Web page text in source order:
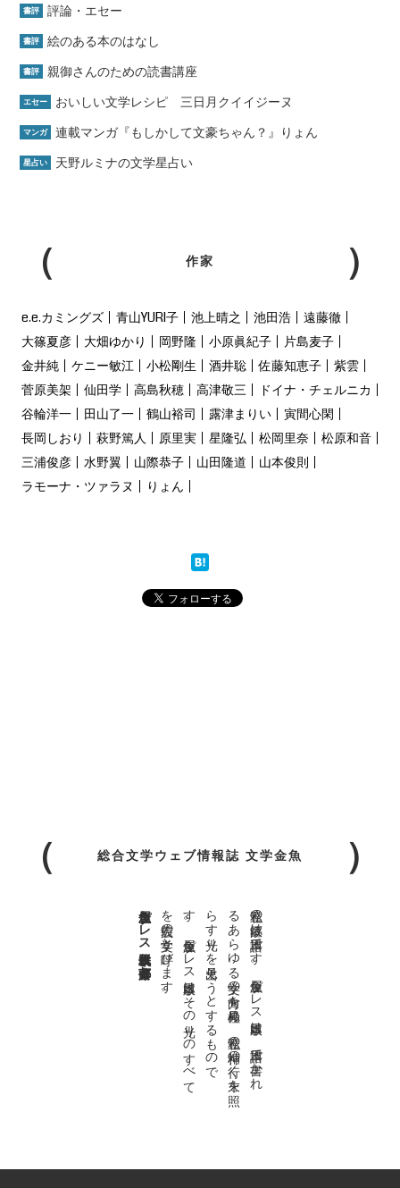
書評 評論・エセー
書評 絵のある本のはなし
書評 親御さんのための読書講座
エセー おいしい文学レシピ 三日月クイイジーヌ
マンガ 連載マンガ『もしかして文豪ちゃん？』りょん
星占い 天野ルミナの文学星占い
作家
e.e.カミングズ 青山YURI子 池上晴之 池田浩
遠藤徹
大篠夏彦
大畑ゆかり 岡野隆 小原眞紀子
片島麦子
金井純
ケニー敏江 小松剛生 酒井聡 佐藤知恵子
紫雲
菅原美架
仙田学 高島秋穂 高津敬三
ドイナ・チェルニカ
谷輪洋一
田山了一 鶴山裕司 露津まりい
寅間心閑
長岡しおり
萩野篤人 原里実 星隆弘 松岡里奈
松原和音
三浦俊彦
水野翼 山際恭子 山田隆道
山本俊則
ラモーナ・ツァラヌ
りょん
総合文学ウェブ情報誌 文学金魚
私達の
故郷は
日本語で
す
。
金魚屋プ
レ
ス
日本版は
、
日本語で
書か
れ
る
あ
ら
ゆ
る
文学の
方向を
見極め
、
私達の
精神の
行く
末を
照
ら
す
光り
を
見出そ
う
と
す
る
も
の
で
す
。
金魚屋プ
レ
ス
日本版は
そ
の
光り
の
す
べ
て
を
広義の
文学と
呼び
ま
す
。
金魚屋プレス日本版代表 齋藤都